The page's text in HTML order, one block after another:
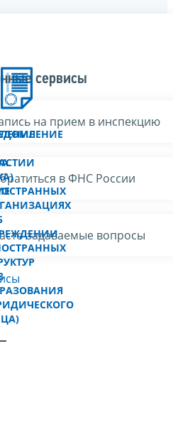
сервисы
на прием в инспекцию
в ФНС России
задаваемые вопросы